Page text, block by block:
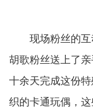
现场粉丝的
胡歌粉丝送上了
十余天完成这份
织的卡通玩偶，